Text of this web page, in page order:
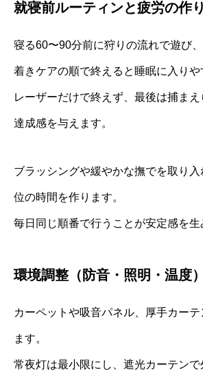
就寝前ルーティンと疲労の作
寝る60〜90分前に狩りの流れで遊び
着きケアの順で終えると睡眠に入りや
レーザーだけで終えず、最後は捕ま
達成感を与えます。
ブラッシングや緩やかな撫でを取り
位の時間を作ります。
毎日同じ順番で行うことが安定感を生
環境調整（防音・照明・温度）
カーペットや吸音パネル、厚手カー
ます。
常夜灯は最小限にし、遮光カーテンで